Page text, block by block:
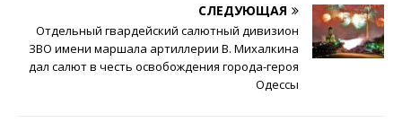
СЛЕДУЮЩАЯ
Отдельный гвардейский салютный дивизион
ЗВО имени маршала артиллерии В. Михалкина
дал салют в честь освобождения города-героя
Одессы